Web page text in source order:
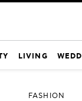
LIVING
FASHION